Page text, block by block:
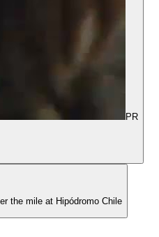
PR
the mile at Hipódromo Chile